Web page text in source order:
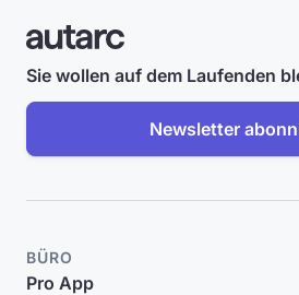
Sie wollen auf dem Laufenden
Newsletter
BÜRO
Pro App